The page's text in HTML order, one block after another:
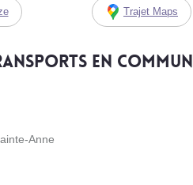
Trajet Maps
en commun
Anne